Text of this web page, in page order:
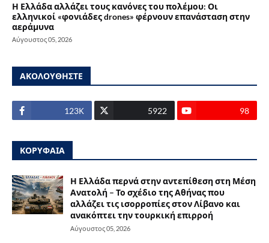
Η Ελλάδα αλλάζει τους κανόνες του πολέμου: Οι
ελληνικοί «φονιάδες drones» φέρνουν επανάσταση στην
αεράμυνα
Αύγουστος 05, 2026
ΑΚΟΛΟΥΘΗΣΤΕ
123Κ 5922 98
ΚΟΡΥΦΑΙΑ
Η Ελλάδα περνά στην αντεπίθεση στη Μέση
Ανατολή – Το σχέδιο της Αθήνας που
αλλάζει τις ισορροπίες στον Λίβανο και
ανακόπτει την τουρκική επιρροή
Αύγουστος 05, 2026